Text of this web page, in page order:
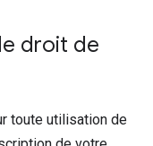
droit de
toute utilisation de